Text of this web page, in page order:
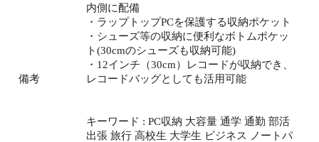
備考
内側に配備
・ラップトップPCを保護する収納ポケット
・シューズ等の収納に便利なボトムポケッ
ト(30cmのシューズも収納可能)
・12インチ（30cm）レコードが収納でき、
レコードバッグとしても活用可能
キーワード : PC収納 大容量 通学 通勤 部活
出張 旅行 高校生 大学生 ビジネス ノートパ